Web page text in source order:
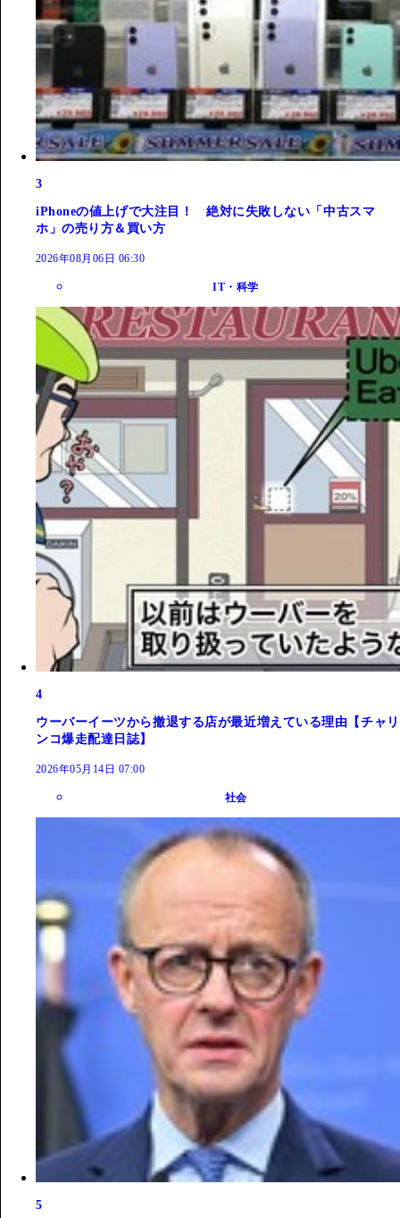
3
iPhoneの値上げで大注目！ 絶対に失敗しない「中古スマ
ホ」の売り方＆買い方
2026年08月06日 06:30
IT・科学
4
ウーバーイーツから撤退する店が最近増えている理由【チャリ
ンコ爆走配達日誌】
2026年05月14日 07:00
社会
5